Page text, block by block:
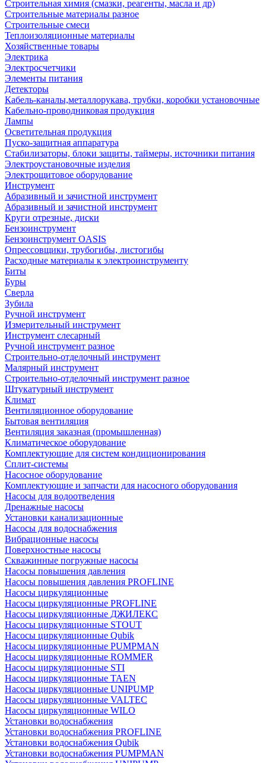
Строительная химия (смазки, реагенты, масла и др)
Строительные материалы разное
Строительные смеси
Теплоизоляционные материалы
Хозяйственные товары
Электрика
Электросчетчики
Элементы питания
Детекторы
Кабель-каналы,металлорукава, трубки, коробки установочные
Кабельно-проводниковая продукция
Лампы
Осветительная продукция
Пуско-защитная аппаратура
Стабилизаторы, блоки защиты, таймеры, источники питания
Электроустановочные изделия
Электрощитовое оборудование
Инструмент
Абразивный и зачистной инструмент
Абразивный и зачистной инструмент
Круги отрезные, диски
Бензоинструмент
Бензоинструмент OASIS
Опрессовщики, трубогибы, листогибы
Расходные материалы к электроинструменту
Биты
Буры
Сверла
Зубила
Ручной инструмент
Измерительный инструмент
Инструмент слесарный
Ручной инструмент разное
Строительно-отделочный инструмент
Малярный инструмент
Строительно-отделочный инструмент разное
Штукатурный инструмент
Климат
Вентиляционное оборудование
Бытовая вентиляция
Вентиляция заказная (промышленная)
Климатическое оборудование
Комплектующие для систем кондиционирования
Сплит-системы
Насосное оборудование
Комплектующие и запчасти для насосного оборудования
Насосы для водоотведения
Дренажные насосы
Установки канализационные
Насосы для водоснабжения
Вибрационные насосы
Поверхностные насосы
Скважинные погружные насосы
Насосы повышения давления
Насосы повышения давления PROFLINE
Насосы циркуляционные
Насосы циркуляционные PROFLINE
Насосы циркуляционные ДЖИЛЕКС
Насосы циркуляционные STOUT
Насосы циркуляционные Qubik
Насосы циркуляционные PUMPMAN
Насосы циркуляционные ROMMER
Насосы циркуляционные STI
Насосы циркуляционные TAEN
Насосы циркуляционные UNIPUMP
Насосы циркуляционные VALTEC
Насосы циркуляционные WILO
Установки водоснабжения
Установки водоснабжения PROFLINE
Установки водоснабжения Qubik
Установки водоснабжения PUMPMAN